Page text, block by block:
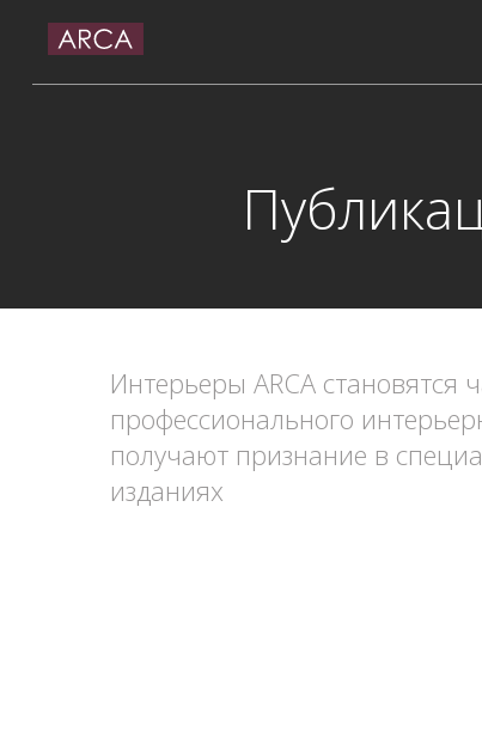
Интерьеры ARCA становятся
профессионального
получают признание в
изданиях